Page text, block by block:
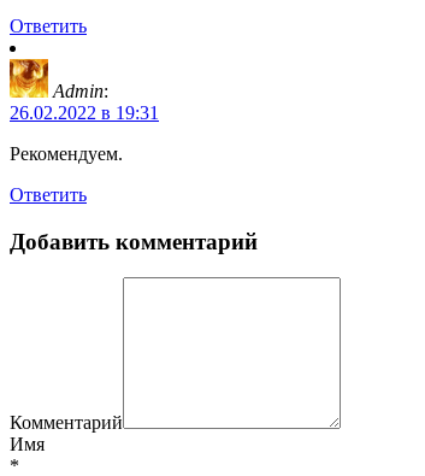
Ответить
Admin:
26.02.2022 в 19:31
Рекомендуем.
Ответить
Добавить комментарий
Комментарий
Имя
*